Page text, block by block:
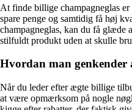
At finde billige champagneglas
spare penge og samtidig få høj
champagneglas, kan du få glæde
stilfuldt produkt uden at skulle
Hvordan man
Når du leder efter ægte billige
at være opmærksom på nogle